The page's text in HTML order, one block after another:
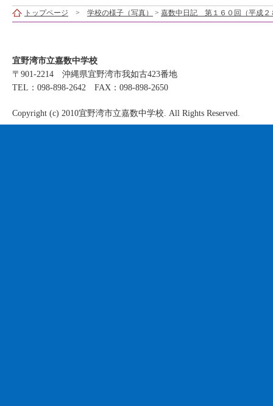
トップページ > 学校の様子（写真） > 嘉数中日記 第１６０回（平成２
宜野湾市立嘉数中学校
〒901-2214 沖縄県宜野湾市我如古423番地
TEL：098-898-2642 FAX：098-898-2650
Copyright (c) 2010宜野湾市立嘉数中学校. All Rights Reserved.